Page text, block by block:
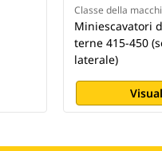
Classe della
Miniescavatori
terne 415-450
laterale)